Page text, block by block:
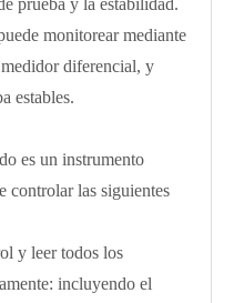
prueba y la estabilidad.
monitorear mediante
diferencial, y
estables.
es un instrumento
controlar las siguientes
y leer todos los
incluyendo el